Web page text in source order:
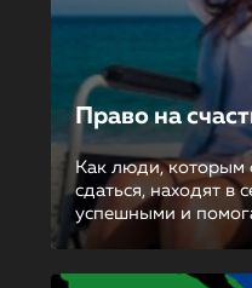
Право на
Как люди, которым
сдаться, находят в
успешными и